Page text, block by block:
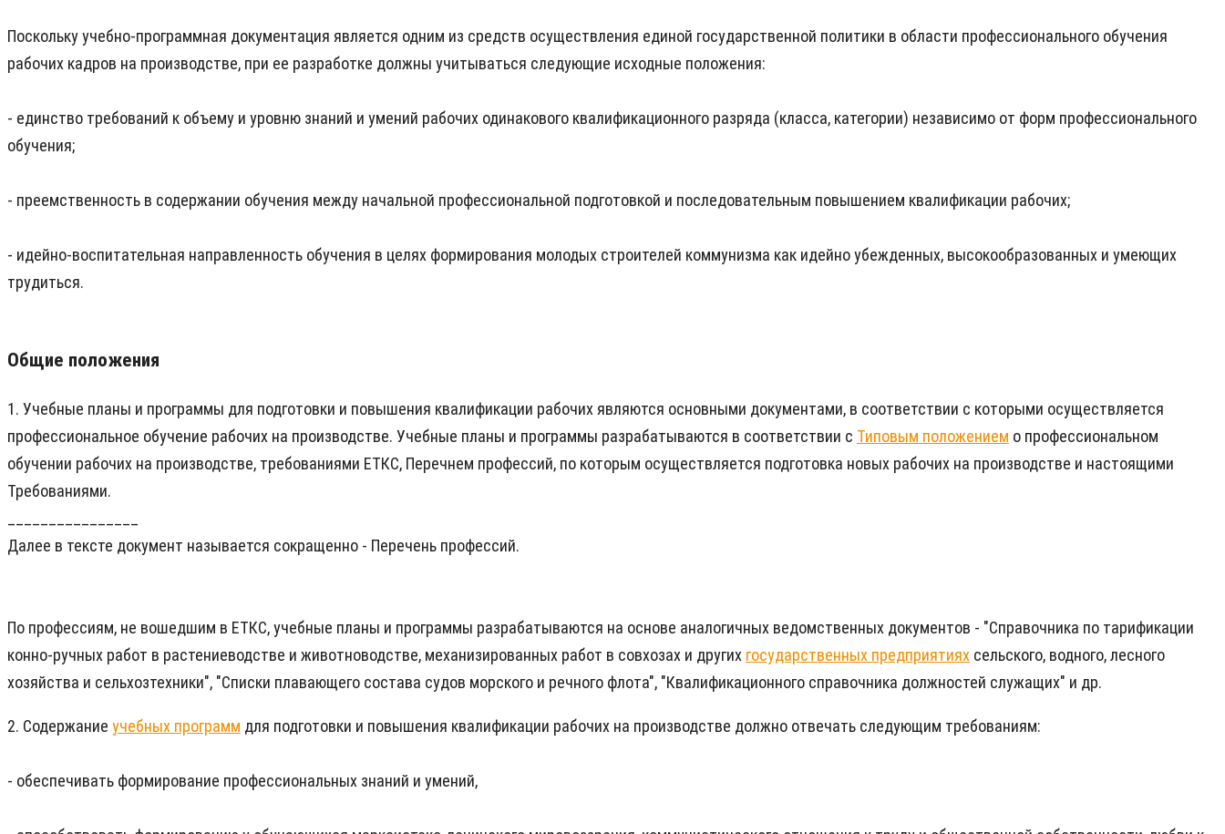
Поскольку учебно-программная документация является одним из средств осуществления единой государственной политики в области профессионального обучения
рабочих кадров на производстве, при ее разработке должны учитываться следующие исходные положения:
- единство требований к объему и уровню знаний и умений рабочих одинакового квалификационного разряда (класса, категории) независимо от форм профессионального
обучения;
- преемственность в содержании обучения между начальной профессиональной подготовкой и последовательным повышением квалификации рабочих;
- идейно-воспитательная направленность обучения в целях формирования молодых строителей коммунизма как идейно убежденных, высокообразованных и умеющих
трудиться.
Общие положения
1. Учебные планы и программы для подготовки и повышения квалификации рабочих являются основными документами, в соответствии с которыми осуществляется
профессиональное обучение рабочих на производстве. Учебные планы и программы разрабатываются в соответствии с Типовым положением о профессиональном
обучении рабочих на производстве, требованиями ЕТКС, Перечнем профессий, по которым осуществляется подготовка новых рабочих на производстве и настоящими
Требованиями.
Далее в тексте документ называется сокращенно - Перечень профессий.
По профессиям, не вошедшим в ЕТКС, учебные планы и программы разрабатываются на основе аналогичных ведомственных документов - "Справочника по тарификации
конно-ручных работ в растениеводстве и животноводстве, механизированных работ в совхозах и других государственных предприятиях сельского, водного, лесного
хозяйства и сельхозтехники", "Списки плавающего состава судов морского и речного флота", "Квалификационного справочника должностей служащих" и др.
2. Содержание учебных программ для подготовки и повышения квалификации рабочих на производстве должно отвечать следующим требованиям:
- обеспечивать формирование профессиональных знаний и умений,